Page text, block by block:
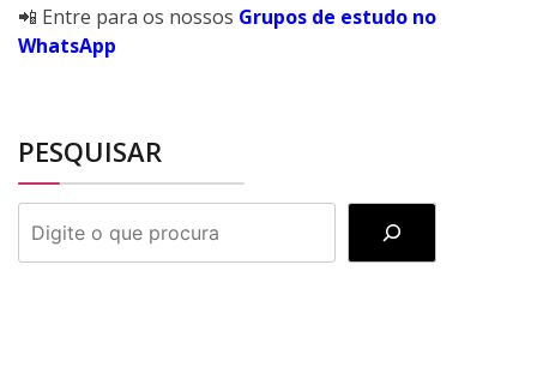
📲 Entre para os nossos Grupos de estudo no
WhatsApp
PESQUISAR
PESQUISAR